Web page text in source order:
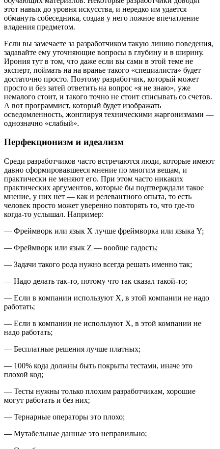
этот навык до уровня искусства, и нередко им удается
обмануть собеседника, создав у него ложное впечатление
владения предметом.
Если вы замечаете за разработчиком такую линию поведения,
задавайте ему уточняющие вопросы в глубину и в ширину.
Ирония тут в том, что даже если вы сами в этой теме не
эксперт, поймать на на вранье такого «специалиста» будет
достаточно просто. Поэтому разработчик, который может
просто и без затей ответить на вопрос «я не знаю», уже
немалого стоит, и такого точно не стоит списывать со счетов.
А вот программист, который будет изображать
осведомленность, жонглируя техническими жаргонизмами —
однозначно «слабый».
Перфекционизм и идеализм
Среди разработчиков часто встречаются люди, которые имеют
давно сформировавшееся мнение по многим вещам, и
практически не меняют его. При этом часто никаких
практических аргументов, которые бы подтверждали такое
мнение, у них нет — как и релевантного опыта, то есть
человек просто может уверенно повторять то, что где-то
когда-то услышал. Например:
— Фреймворк или язык X лучше фреймворка или языка Y;
— Фреймворк или язык Z — вообще гадость;
— Задачи такого рода нужно всегда решать именно так;
— Надо делать так-то, потому что так сказал такой-то;
— Если в компании используют X, в этой компании не надо
работать;
— Если в компании не используют X, в этой компании не
надо работать;
— Бесплатные решения лучше платных;
— 100% кода должны быть покрыты тестами, иначе это
плохой код;
— Тесты нужны только плохим разработчикам, хорошие
могут работать и без них;
— Тернарные операторы это плохо;
— Мутабельные данные это неправильно;